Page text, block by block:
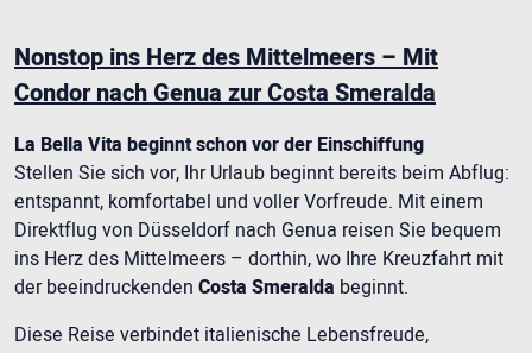
Nonstop ins Herz des Mittelmeers – Mit
Condor nach Genua zur Costa Smeralda
La Bella Vita beginnt schon vor der Einschiffung
Stellen Sie sich vor, Ihr Urlaub beginnt bereits beim Abflug:
entspannt, komfortabel und voller Vorfreude. Mit einem
Direktflug von Düsseldorf nach Genua reisen Sie bequem
ins Herz des Mittelmeers – dorthin, wo Ihre Kreuzfahrt mit
der beeindruckenden Costa Smeralda beginnt.
Diese Reise verbindet italienische Lebensfreude,